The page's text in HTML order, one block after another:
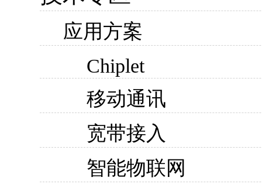
应用方案
Chiplet
移动通讯
宽带接入
智能物联网